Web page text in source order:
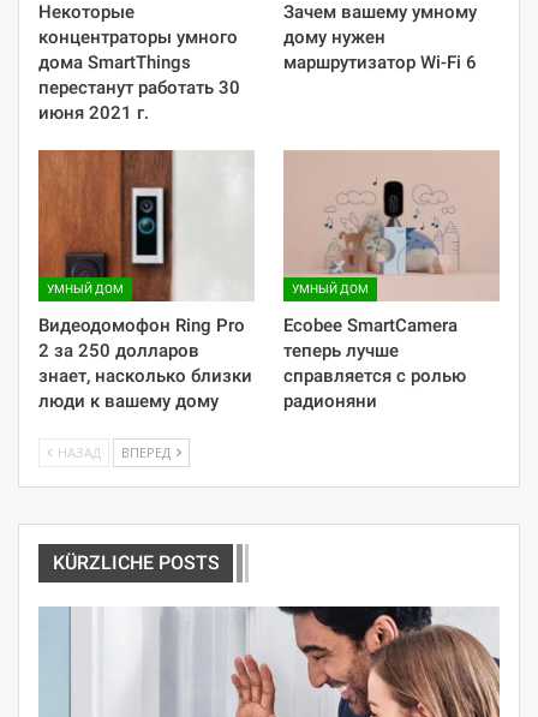
Некоторые
концентраторы умного
дома SmartThings
перестанут работать 30
июня 2021 г.
Зачем вашему умному
дому нужен
маршрутизатор Wi-Fi 6
УМНЫЙ ДОМ
Видеодомофон Ring Pro
2 за 250 долларов
знает, насколько близки
люди к вашему дому
УМНЫЙ ДОМ
Ecobee SmartCamera
теперь лучше
справляется с ролью
радионяни
НАЗАД ВПЕРЕД
KÜRZLICHE POSTS